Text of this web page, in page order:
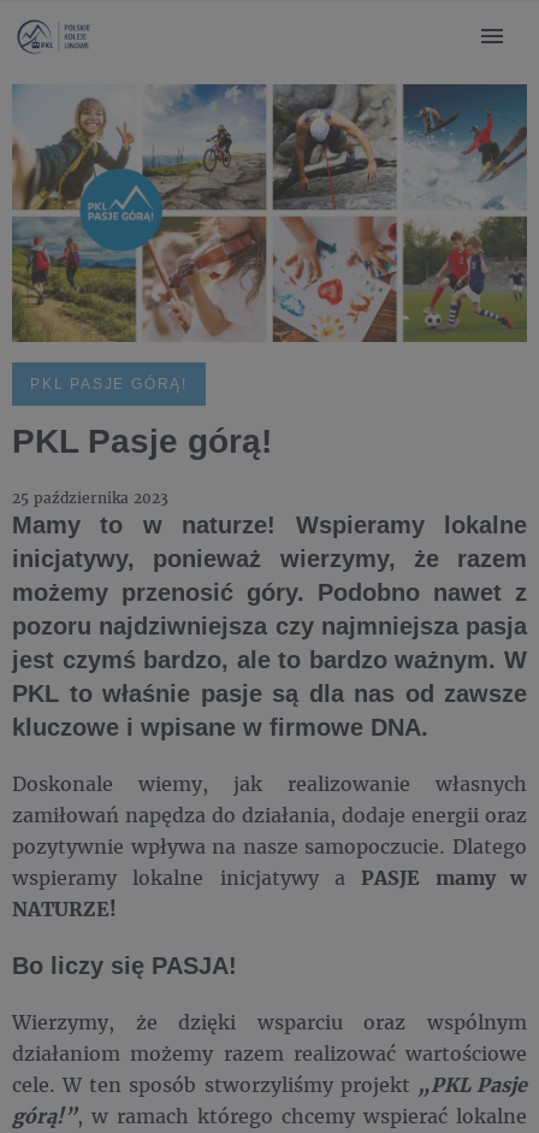
PKL PASJE GÓRĄ!
PKL Pasje górą!
25 października 2023
Mamy to w naturze! Wspieramy lokalne
inicjatywy, ponieważ wierzymy, że razem
możemy przenosić góry. Podobno nawet z
pozoru najdziwniejsza czy najmniejsza pasja
jest czymś bardzo, ale to bardzo ważnym. W
PKL to właśnie pasje są dla nas od zawsze
kluczowe i wpisane w firmowe DNA.
Doskonale wiemy, jak realizowanie własnych
zamiłowań napędza do działania, dodaje energii oraz
pozytywnie wpływa na nasze samopoczucie. Dlatego
wspieramy lokalne inicjatywy aPASJE mamy w
NATURZE!
Bo liczy się PASJA!
Wierzymy, że dzięki wsparciu oraz wspólnym
działaniom możemy razem realizować wartościowe
cele. W ten sposób stworzyliśmy projekt „PKL Pasje
górą!”, w ramach którego chcemy wspierać lokalne